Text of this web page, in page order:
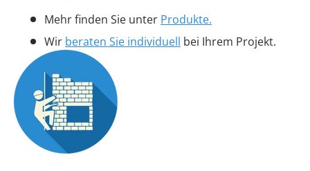
Mehr finden Sie unter Produkte.
Wir beraten Sie individuell bei Ihrem Projekt.